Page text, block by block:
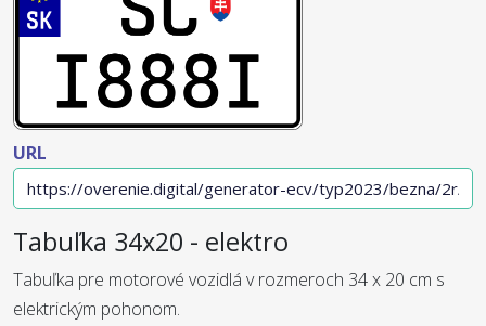
URL
Tabuľka 34x20 - elektro
Tabuľka pre motorové vozidlá v rozmeroch 34 x 20 cm s
elektrickým pohonom.